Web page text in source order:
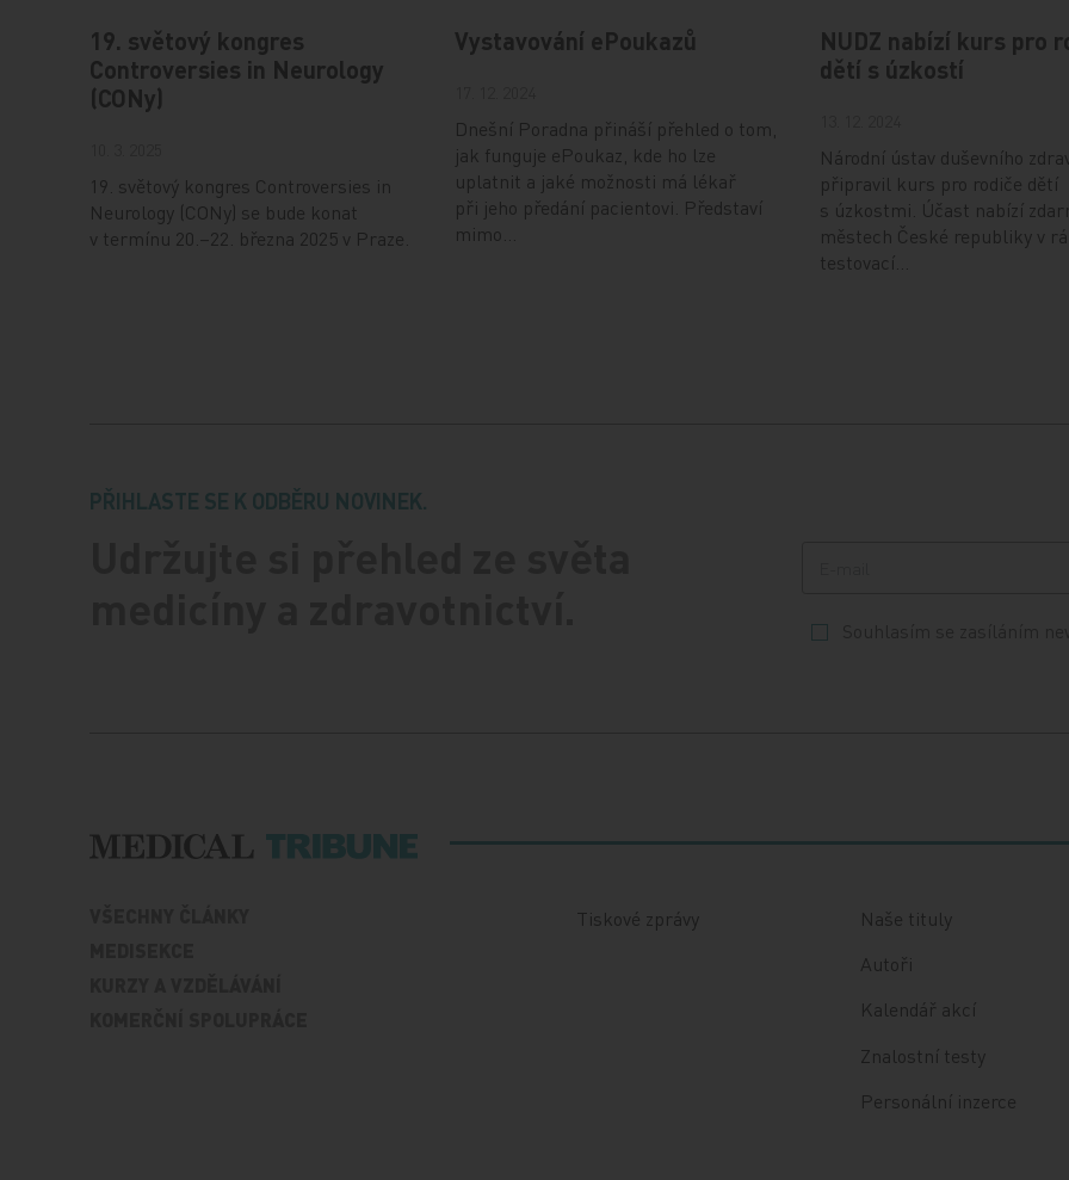
19. světový kongres
Controversies in Neurology
(CONy)
19. světový kongres Controversies in
Neurology (CONy) se bude konat
v termínu 20.–22. března 2025 v Praze.
Vystavování ePoukazů
Dnešní Poradna přináší přehled o tom,
jak funguje ePoukaz, kde ho lze
uplatnit a jaké možnosti má lékař
při jeho předání pacientovi. Představí
mimo…
NUDZ nabízí kurs pro
dětí s úzkostí
Národní ústav duševního
připravil kurs pro rodiče dětí
s úzkostmi. Účast nabízí
městech České republiky v
testovací…
PŘIHLASTE SE K ODBĚRU NOVINEK.
Tiskové zprávy
Naše tituly
Autoři
Kalendář akcí
Znalostní testy
Personální inzerce